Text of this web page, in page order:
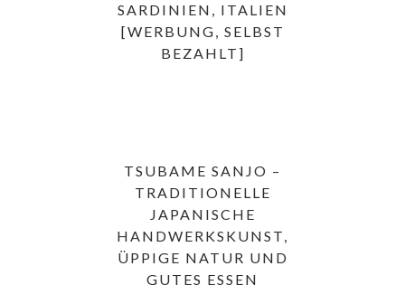
SARDINIEN, ITALIEN
[WERBUNG, SELBST
BEZAHLT]
TSUBAME SANJO –
TRADITIONELLE
JAPANISCHE
HANDWERKSKUNST,
ÜPPIGE NATUR UND
GUTES ESSEN